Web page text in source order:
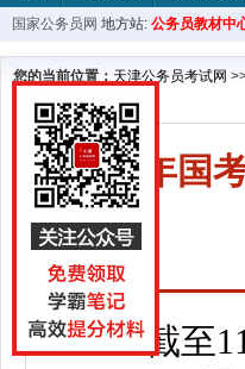
教材中心
国家公务员网 地方站: 公务员教材中
您的当前位置： 天津公务员考试网
2023年国
截至